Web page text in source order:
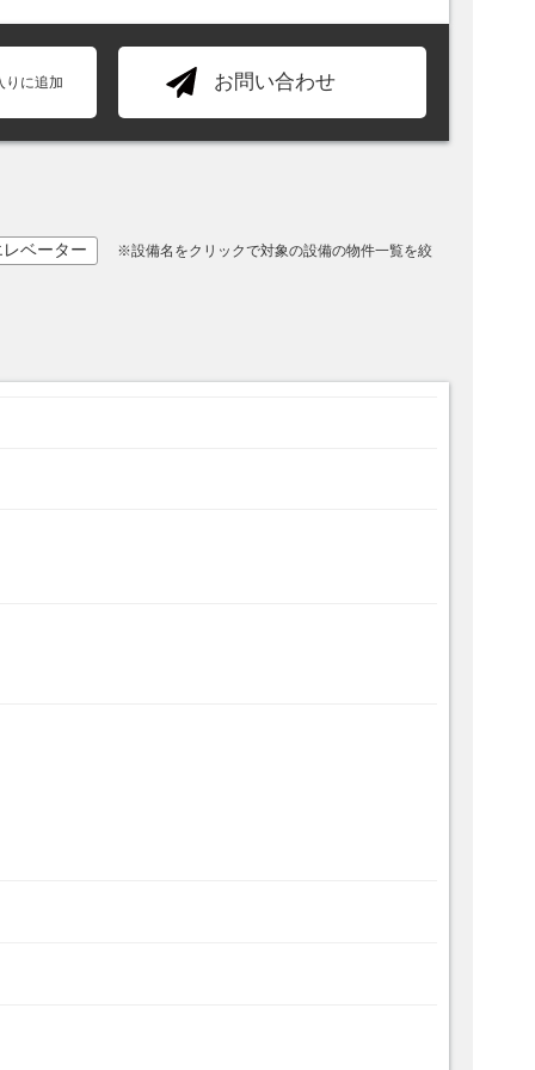
りに追加 お問い合わせ
レベーター
※設備名をクリックで対象の設備の物件一覧を絞